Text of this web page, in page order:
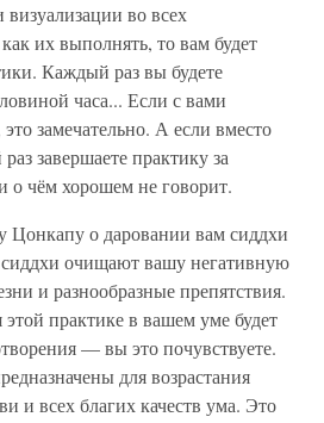
визуализации во всех
их выполнять, то вам будет
Каждый раз вы будете
часа... Если с вами
замечательно. А если вместо
завершаете практику за
о чём хорошем не говорит.
Цонкапу о даровании вам сиддхи
очищают вашу негативную
и разнообразные препятствия.
практике в вашем уме будет
— вы это почувствуете.
для возрастания
и всех благих качеств ума. Это